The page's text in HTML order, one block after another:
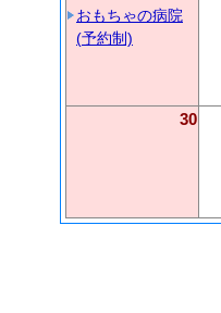
おもちゃの病院
(予約制)
30